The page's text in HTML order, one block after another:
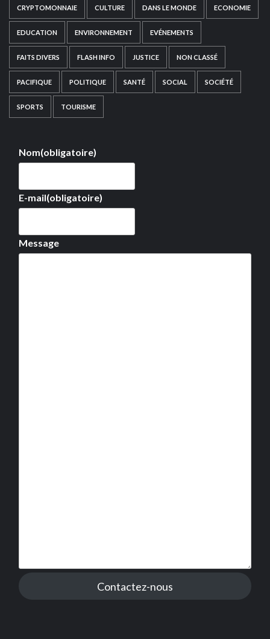
CRYPTOMONNAIE CULTURE DANS LE MONDE ECONOMIE
EDUCATION ENVIRONNEMENT EVÉNEMENTS
FAITS DIVERS FLASH INFO JUSTICE NON CLASSÉ
PACIFIQUE POLITIQUE SANTÉ SOCIAL SOCIÉTÉ
SPORTS TOURISME
Nom(obligatoire)
E-mail(obligatoire)
Message
Contactez-nous